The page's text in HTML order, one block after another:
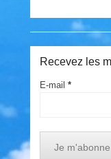
Recevez les
E-mail*